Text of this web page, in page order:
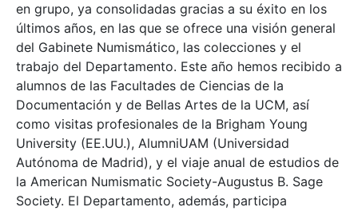
en grupo, ya consolidadas gracias a su éxito en los
últimos años, en las que se ofrece una visión general
del Gabinete Numismático, las colecciones y el
trabajo del Departamento. Este año hemos recibido a
alumnos de las Facultades de Ciencias de la
Documentación y de Bellas Artes de la UCM, así
como visitas profesionales de la Brigham Young
University (EE.UU.), AlumniUAM (Universidad
Autónoma de Madrid), y el viaje anual de estudios de
la American Numismatic Society-Augustus B. Sage
Society. El Departamento, además, participa